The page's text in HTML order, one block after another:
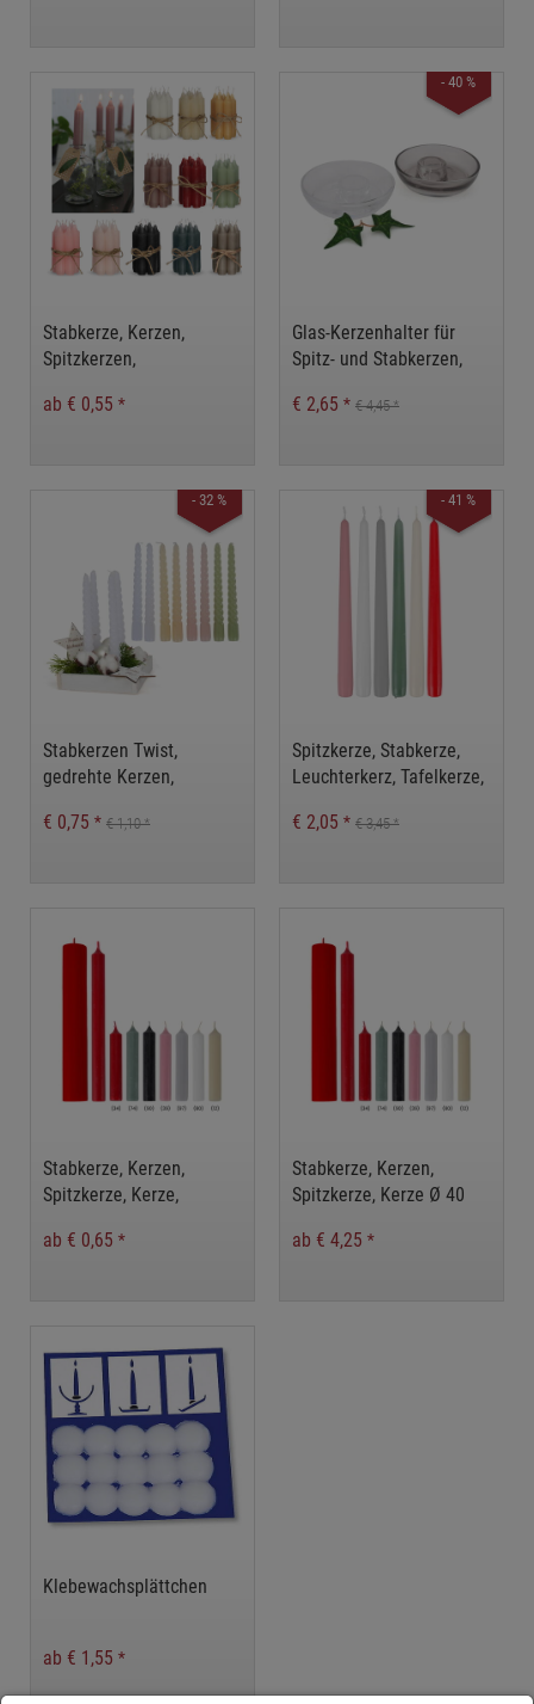
Stabkerze, Kerzen,
Spitzkerzen,
ab € 0,55 *
- 40 %
Glas-Kerzenhalter für
Spitz- und Stabkerzen,
Tischdekoration,
€ 2,65 * € 4,45*
- 32 %
Stabkerzen Twist,
gedrehte Kerzen,
€ 0,75 * € 1,10*
- 41 %
Spitzkerze, Stabkerze,
Leuchterkerz, Tafelkerze,
€ 2,05 * € 3,45*
Stabkerze, Kerzen,
Spitzkerze, Kerze,
ab € 0,65 *
Stabkerze, Kerzen,
Spitzkerze, Kerze Ø 40
ab € 4,25 *
Klebewachsplättchen
ab € 1,55 *